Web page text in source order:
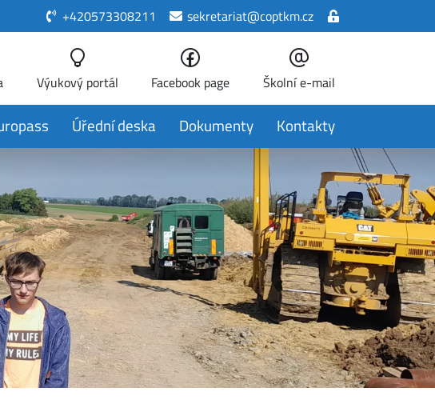
+420573308211 sekretariat@coptkm.cz
Výukový portál Facebook page Školní e-mail
Úřední deska Dokumenty Kontakty